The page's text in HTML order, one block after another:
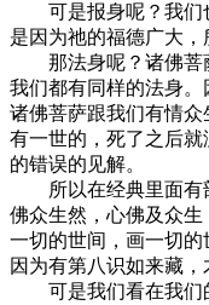
可是报身呢？我们也
是因为祂的福德广大，
那法身呢？诸佛菩萨
我们都有同样的法身
诸佛菩萨跟我们有情
有一世的，死了之后
的错误的见解。
所以在经典里面有部
佛众生然，心佛及众
一切的世间，画一切
因为有第八识如来藏
可是我们看在我们的